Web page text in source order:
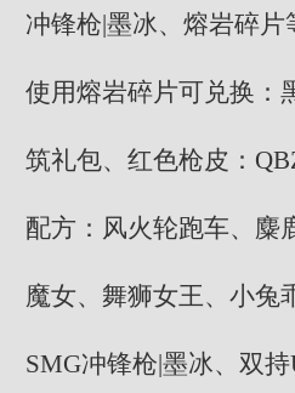
冲锋枪|墨冰、熔岩碎片
使用熔岩碎片可兑换：
筑礼包、红色枪皮：
配方：风火轮跑车、麋
魔女、舞狮女王、小兔
SMG冲锋枪|墨冰、双